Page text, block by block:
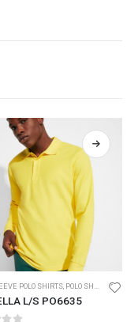
POLO SHIRTS, POLO SHIRTS
L/S PO6635